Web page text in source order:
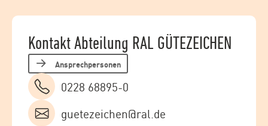
Kontakt Abteilung RAL GÜTEZEICHEN
Ansprechpersonen
0228 68895-0
guetezeichen@ral.de